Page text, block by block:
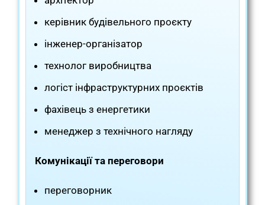
керівник будівельного проєкту
інженер-організатор
технолог виробництва
логіст інфраструктурних проєктів
фахівець з енергетики
менеджер з технічного нагляду
Комунікації та переговори
переговорник